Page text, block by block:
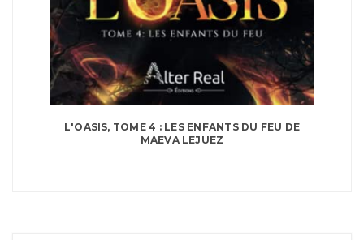
L'OASIS, TOME 4 : LES ENFANTS DU FEU DE
MAEVA LEJUEZ